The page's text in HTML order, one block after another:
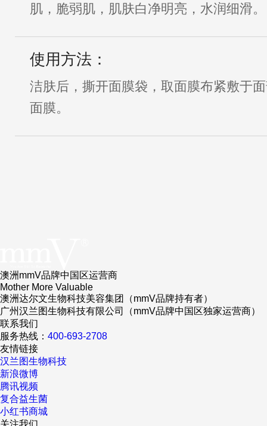
肌，脆弱肌，肌肤白净明亮，水润细滑。
使用方法：
洁肤后，撕开面膜袋，取面膜布紧敷于
面膜。
澳洲mmV品牌中国区运营商
Mother More Valuable
澳洲达尔文生物科技美容集团（mmV品牌持有者）
广州汉兰图生物科技有限公司（mmV品牌中国区独家运营商）
联系我们
服务热线： 400-693-2708
友情链接
汉兰图生物科技
新浪微博
腾讯视频
复合益生菌
小红书商城
关注我们